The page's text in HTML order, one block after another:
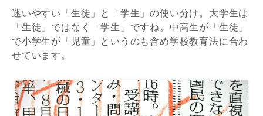
迷いやすい「生徒」と「学生」の使い分け。大学生は
「生徒」ではなく「学生」ですね。中高生が「生徒」
で小学生が「児童」というのも含め学校教育法に合わ
せています。